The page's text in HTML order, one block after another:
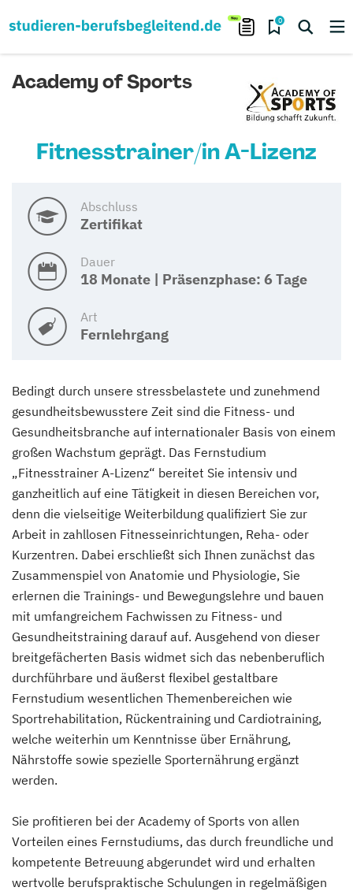
0
Academy of Sports
Fitnesstrainer/in A-Lizenz
Abschluss
Zertifikat
Dauer
18 Monate | Präsenzphase: 6 Tage
Art
Fernlehrgang
Bedingt durch unsere stressbelastete und zunehmend
gesundheitsbewusstere Zeit sind die Fitness- und
Gesundheitsbranche auf internationaler Basis von einem
großen Wachstum geprägt. Das Fernstudium
„Fitnesstrainer A-Lizenz“ bereitet Sie intensiv und
ganzheitlich auf eine Tätigkeit in diesen Bereichen vor,
denn die vielseitige Weiterbildung qualifiziert Sie zur
Arbeit in zahllosen Fitnesseinrichtungen, Reha- oder
Kurzentren. Dabei erschließt sich Ihnen zunächst das
Zusammenspiel von Anatomie und Physiologie, Sie
erlernen die Trainings- und Bewegungslehre und bauen
mit umfangreichem Fachwissen zu Fitness- und
Gesundheitstraining darauf auf. Ausgehend von dieser
breitgefächerten Basis widmet sich das nebenberuflich
durchführbare und äußerst flexibel gestaltbare
Fernstudium wesentlichen Themenbereichen wie
Sportrehabilitation, Rückentraining und Cardiotraining,
welche weiterhin um Kenntnisse über Ernährung,
Nährstoffe sowie spezielle Sporternährung ergänzt
werden.
Sie profitieren bei der Academy of Sports von allen
Vorteilen eines Fernstudiums, das durch freundliche und
kompetente Betreuung abgerundet wird und erhalten
wertvolle berufspraktische Schulungen in regelmäßigen